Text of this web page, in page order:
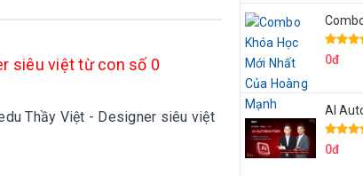
siêu việt từ con số 0
Thầy Việt - Designer siêu việt
0đ
0đ